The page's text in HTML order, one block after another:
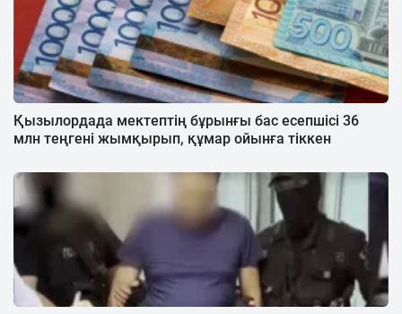
Қызылордада мектептің бұрынғы бас есепшісі 36
млн теңгені жымқырып, құмар ойынға тіккен